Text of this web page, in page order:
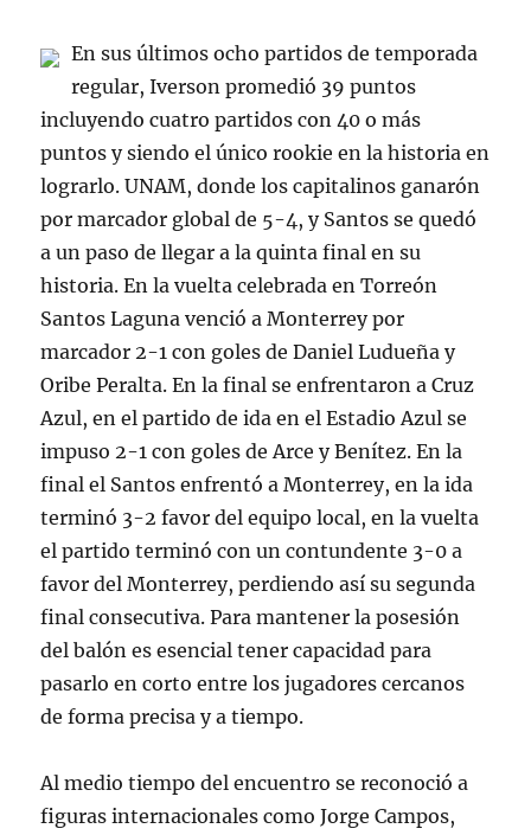
En sus últimos ocho partidos de temporada
regular, Iverson promedió 39 puntos
incluyendo cuatro partidos con 40 o más
puntos y siendo el único rookie en la historia en
lograrlo. UNAM, donde los capitalinos ganarón
por marcador global de 5-4, y Santos se quedó
a un paso de llegar a la quinta final en su
historia. En la vuelta celebrada en Torreón
Santos Laguna venció a Monterrey por
marcador 2-1 con goles de Daniel Ludueña y
Oribe Peralta. En la final se enfrentaron a Cruz
Azul, en el partido de ida en el Estadio Azul se
impuso 2-1 con goles de Arce y Benítez. En la
final el Santos enfrentó a Monterrey, en la ida
terminó 3-2 favor del equipo local, en la vuelta
el partido terminó con un contundente 3-0 a
favor del Monterrey, perdiendo así su segunda
final consecutiva. Para mantener la posesión
del balón es esencial tener capacidad para
pasarlo en corto entre los jugadores cercanos
de forma precisa y a tiempo.
Al medio tiempo del encuentro se reconoció a
figuras internacionales como Jorge Campos,